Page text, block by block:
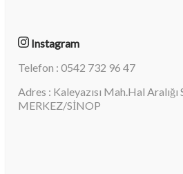
Instagram
Telefon : 0542 732 96 47
Adres : Kaleyazısı Mah.Hal
MERKEZ/SİNOP